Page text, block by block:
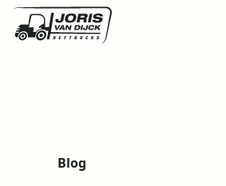
Blog